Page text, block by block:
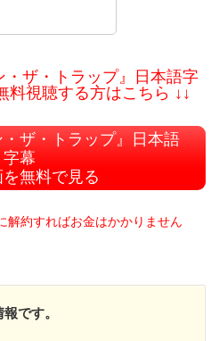
・ザ・トラップ』日本語字
料視聴する方はこちら ↓↓
・ザ・トラップ』日本語
字幕
無料で見る
約すればお金はかかりません
です。